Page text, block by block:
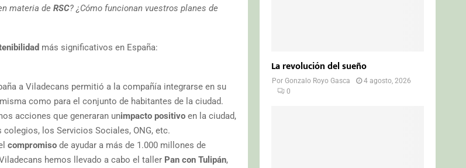
materia de RSC? ¿Cómo funcionan vuestros planes de
más significativos en España:
a Viladecans permitió a la compañía integrarse en su
como para el conjunto de habitantes de la ciudad.
acciones que generaran unimpacto positivo en la ciudad,
los Servicios Sociales, ONG, etc.
compromiso de ayudar a más de 1.000 millones de
hemos llevado a cabo el taller Pan con Tulipán,
La revolución del sueño
PorGonzalo Royo Gasca
4 agosto, 2026
0